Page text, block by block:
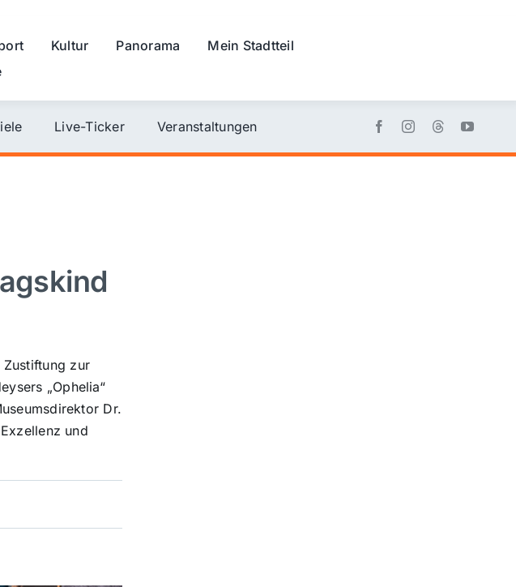
Kultur Panorama
Mein Stadtteil
Live-Ticker Veranstaltungen
Zustiftung zur
„Ophelia“
Dr.
und